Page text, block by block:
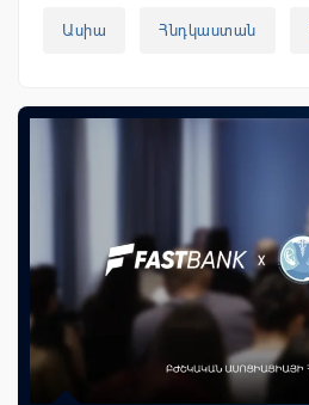
Ասիա Հնդկաստան